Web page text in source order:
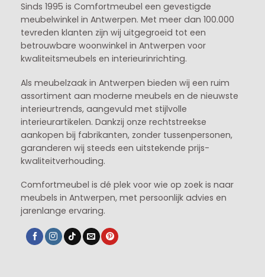
Sinds 1995 is Comfortmeubel een gevestigde
meubelwinkel in Antwerpen. Met meer dan 100.000
tevreden klanten zijn wij uitgegroeid tot een
betrouwbare woonwinkel in Antwerpen voor
kwaliteitsmeubels en interieurinrichting.
Als meubelzaak in Antwerpen bieden wij een ruim
assortiment aan moderne meubels en de nieuwste
interieurtrends, aangevuld met stijlvolle
interieurartikelen. Dankzij onze rechtstreekse
aankopen bij fabrikanten, zonder tussenpersonen,
garanderen wij steeds een uitstekende prijs-
kwaliteitverhouding.
Comfortmeubel is dé plek voor wie op zoek is naar
meubels in Antwerpen, met persoonlijk advies en
jarenlange ervaring.